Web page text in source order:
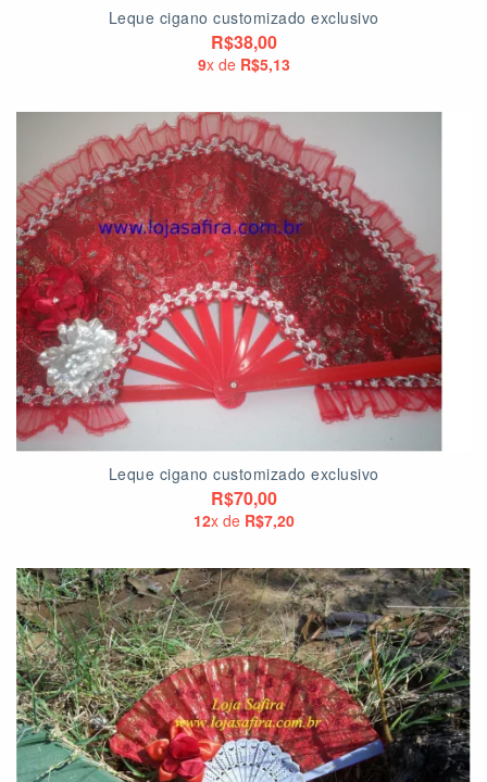
Leque cigano customizado exclusivo
R$38,00
9x de R$5,13
Leque cigano customizado exclusivo
R$70,00
12x de R$7,20